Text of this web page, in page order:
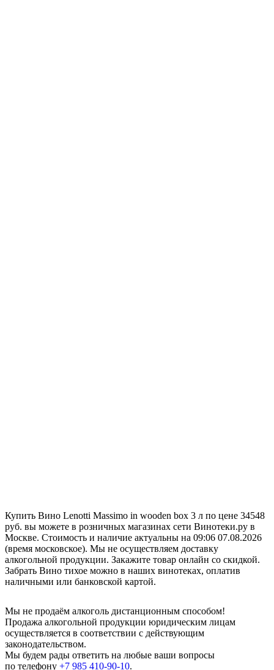
Купить Вино Lenotti Massimo in wooden box 3 л по цене 34548
руб. вы можете в розничных магазинах сети Винотеки.ру в
Москве. Стоимость и наличие актуальны на 09:06 07.08.2026
(время московское). Мы не осуществляем доставку
алкогольной продукции. Закажите товар онлайн со скидкой.
Забрать Вино тихое можно в наших винотеках, оплатив
наличными или банковской картой.
Мы не продаём алкоголь дистанционным способом!
Продажа алкогольной продукции юридическим лицам
осуществляется в соответствии с действующим
законодательством.
Мы будем рады ответить на любые ваши вопросы
по телефону +7 985 410-90-10.